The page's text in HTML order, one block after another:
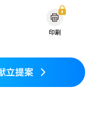
群（IBS）
症（第２期）
ジ１）
方など
印刷